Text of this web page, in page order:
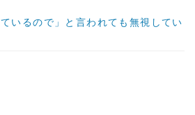
いるので」と言われても無視してい